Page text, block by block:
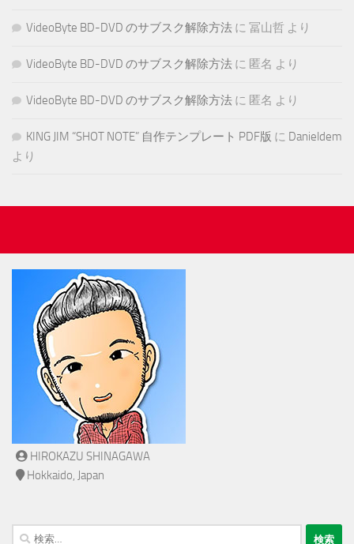
VideoByte BD-DVD のサブスク解除方法 に 冨山哲 より
VideoByte BD-DVD のサブスク解除方法 に 匿名 より
VideoByte BD-DVD のサブスク解除方法 に 匿名 より
KING JIM “SHOT NOTE” 自作テンプレート PDF版 に Danieldem
より
HIROKAZU SHINAGAWA
Hokkaido, Japan
検